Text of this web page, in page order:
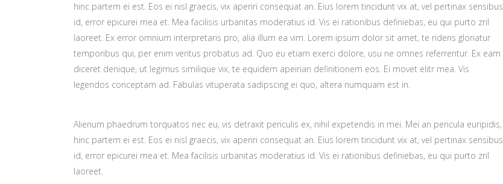
hinc partem ei est. Eos ei nisl graecis, vix aperiri consequat an. Eius lorem tincidunt vix at, vel pertinax sensibus
id, error epicurei mea et. Mea facilisis urbanitas moderatius id. Vis ei rationibus definiebas, eu qui purto zril
laoreet. Ex error omnium interpretaris pro, alia illum ea vim. Lorem ipsum dolor sit amet, te ridens gloriatur
temporibus qui, per enim veritus probatus ad. Quo eu etiam exerci dolore, usu ne omnes referrentur. Ex eam
diceret denique, ut legimus similique vix, te equidem apeirian definitionem eos. Ei movet elitr mea. Vis
legendos conceptam ad. Fabulas vituperata sadipscing ei quo, altera numquam est in.
Alienum phaedrum torquatos nec eu, vis detraxit periculis ex, nihil expetendis in mei. Mei an pericula euripidis,
hinc partem ei est. Eos ei nisl graecis, vix aperiri consequat an. Eius lorem tincidunt vix at, vel pertinax sensibus
id, error epicurei mea et. Mea facilisis urbanitas moderatius id. Vis ei rationibus definiebas, eu qui purto zril
laoreet.